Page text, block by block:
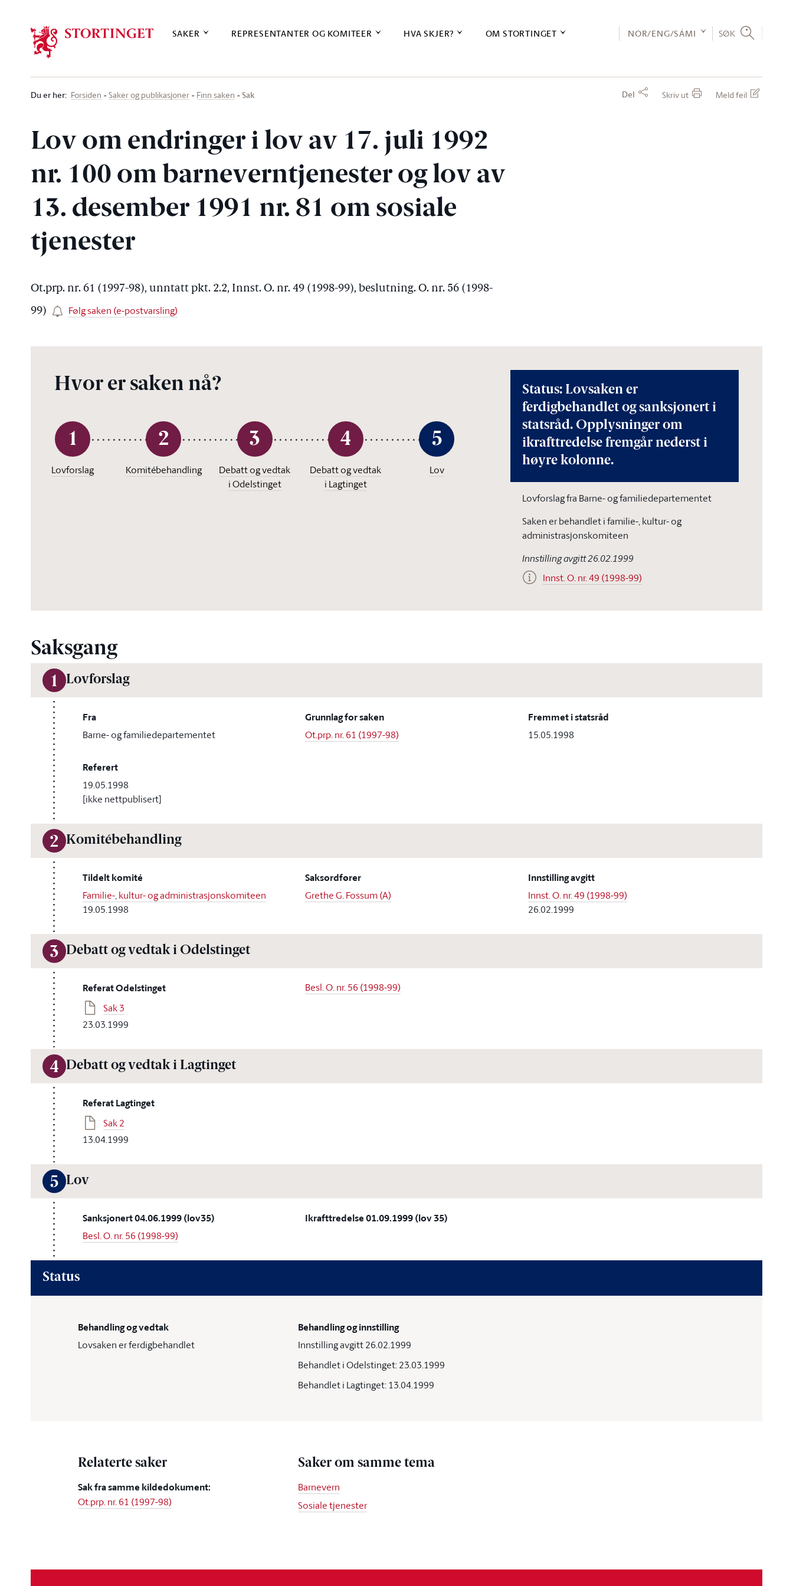
SAKER REPRESENTANTER OG KOMITEER HVA SKJER? OM STORTINGET NOR/ENG/SÁMI SØK
Du er her: Forsiden Saker og publikasjoner Finn saken Sak Del Skriv ut Meld feil
Lov om endringer i lov av 17. juli 1992
nr. 100 om barneverntjenester og lov av
13. desember 1991 nr. 81 om sosiale
tjenester
Ot.prp. nr. 61 (1997-98), unntatt pkt. 2.2, Innst. O. nr. 49 (1998-99), beslutning. O. nr. 56 (1998-
99)
Følg saken (e-postvarsling)
Hvor er saken nå?
1
Lovforslag
2
Komitébehandling
3
Debatt og vedtak
i Odelstinget
4
Debatt og vedtak
i Lagtinget
5
Lov
Status: Lovsaken er
ferdigbehandlet og sanksjonert i
statsråd. Opplysninger om
ikrafttredelse fremgår nederst i
høyre kolonne.
Lovforslag fra Barne- og familiedepartementet
Saken er behandlet i familie-, kultur- og
administrasjonskomiteen
Innstilling avgitt 26.02.1999
Innst. O. nr. 49 (1998-99)
Saksgang
1 Lovforslag
Fra
Barne- og familiedepartementet
Grunnlag for saken
Ot.prp. nr. 61 (1997-98)
Fremmet i statsråd
15.05.1998
Referert
19.05.1998
[ikke nettpublisert]
2 Komitébehandling
Tildelt komité
Familie-, kultur- og administrasjonskomiteen
19.05.1998
Saksordfører
Grethe G. Fossum (A)
Innstilling avgitt
Innst. O. nr. 49 (1998-99)
26.02.1999
3 Debatt og vedtak i Odelstinget
Referat Odelstinget
Sak 3
23.03.1999
Besl. O. nr. 56 (1998-99)
4 Debatt og vedtak i Lagtinget
Referat Lagtinget
Sak 2
13.04.1999
5 Lov
Sanksjonert 04.06.1999 (lov35)
Besl. O. nr. 56 (1998-99)
Ikrafttredelse 01.09.1999 (lov 35)
Status
Behandling og vedtak
Lovsaken er ferdigbehandlet
Behandling og innstilling
Innstilling avgitt 26.02.1999
Behandlet i Odelstinget: 23.03.1999
Behandlet i Lagtinget: 13.04.1999
Relaterte saker
Sak fra samme kildedokument:
Ot.prp. nr. 61 (1997-98)
Saker om samme tema
Barnevern
Sosiale tjenester